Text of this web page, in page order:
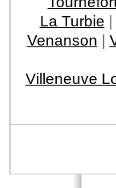
La Turbie |
Venanson |
Villeneuve